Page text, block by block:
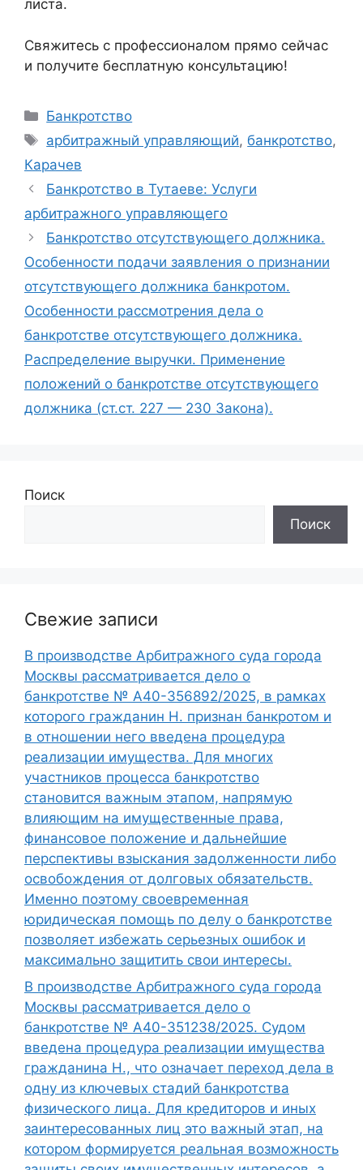
листа.
Свяжитесь с профессионалом прямо сейчас
и получите бесплатную консультацию!
Рубрики
Банкротство
Метки
арбитражный управляющий,банкротство,
Карачев
Банкротство в Тутаеве: Услуги
арбитражного управляющего
Банкротство отсутствующего должника.
Особенности подачи заявления о признании
отсутствующего должника банкротом.
Особенности рассмотрения дела о
банкротстве отсутствующего должника.
Распределение выручки. Применение
положений о банкротстве отсутствующего
должника (ст.ст. 227 — 230 Закона).
Поиск
Поиск
Свежие записи
В производстве Арбитражного суда города
Москвы рассматривается дело о
банкротстве № А40-356892/2025, в рамках
которого гражданин Н. признан банкротом и
в отношении него введена процедура
реализации имущества. Для многих
участников процесса банкротство
становится важным этапом, напрямую
влияющим на имущественные права,
финансовое положение и дальнейшие
перспективы взыскания задолженности либо
освобождения от долговых обязательств.
Именно поэтому своевременная
юридическая помощь по делу о банкротстве
позволяет избежать серьезных ошибок и
максимально защитить свои интересы.
В производстве Арбитражного суда города
Москвы рассматривается дело о
банкротстве № А40-351238/2025. Судом
введена процедура реализации имущества
гражданина Н., что означает переход дела в
одну из ключевых стадий банкротства
физического лица. Для кредиторов и иных
заинтересованных лиц это важный этап, на
котором формируется реальная возможность